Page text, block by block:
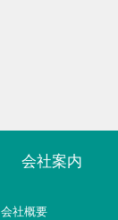
会社案内
会社概要